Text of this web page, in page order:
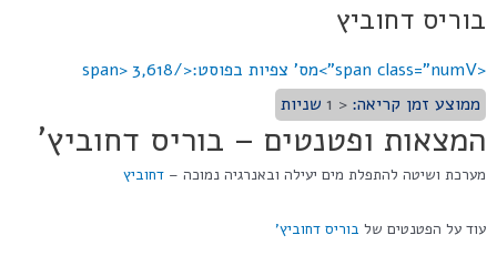
בוריס דחוביץ
<span class="numV">מס' צפיות בפוסט:</span>
3,618
ממוצע זמן קריאה: < 1 שניות
המצאות ופטנטים – בוריס דחוביץ'
מערכת ושיטה להתפלת מים יעילה ובאנרגיה נמוכה – דחוביץ
עוד על הפטנטים של בוריס דחוביץ'